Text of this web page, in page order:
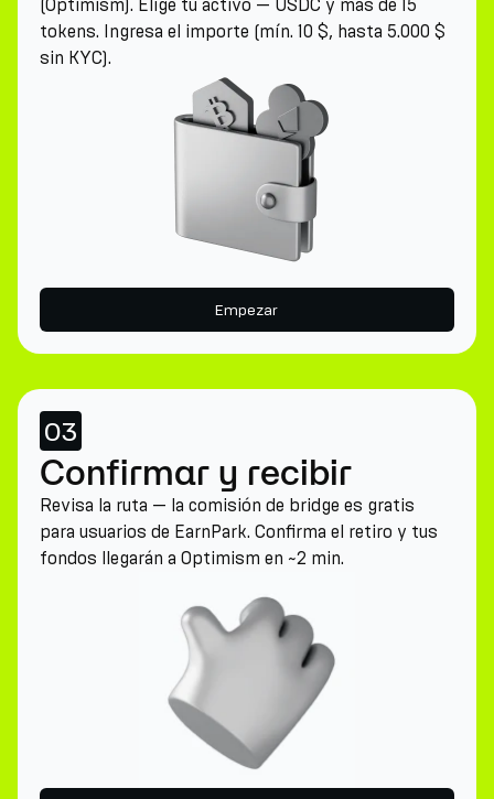
(Optimism). Elige tu activo — USDC y más de 15
tokens. Ingresa el importe (mín. 10 $, hasta 5.000 $
sin KYC).
Empezar
03
Confirmar y recibir
Revisa la ruta — la comisión de bridge es gratis
para usuarios de EarnPark. Confirma el retiro y tus
fondos llegarán a Optimism en ~2 min.